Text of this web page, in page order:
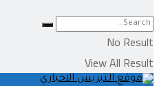
No Result
View All Result